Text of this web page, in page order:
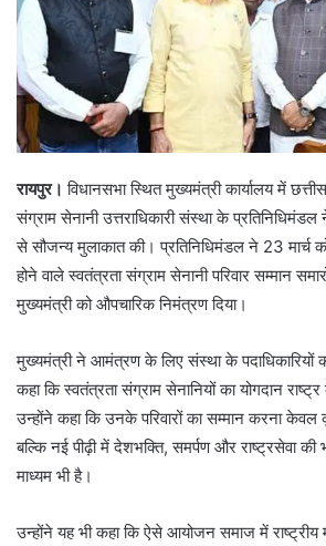
रायपुर। विधानसभा स्थित मुख्यमंत्री कार्यालय में
संग्राम सेनानी उत्तराधिकारी संस्था के
से सौजन्य मुलाकात की। प्रतिनिधिमंडल ने 23 मार्च
होने वाले स्वतंत्रता संग्राम सेनानी परिवार सम्मान
मुख्यमंत्री को औपचारिक निमंत्रण दिया।
मुख्यमंत्री ने आमंत्रण के लिए संस्था के पदाधिकारियों
कहा कि स्वतंत्रता संग्राम सेनानियों का योगदान
उन्होंने कहा कि उनके परिवारों का सम्मान करना केवल
बल्कि नई पीढ़ी में देशभक्ति, समर्पण और राष्ट्रसेवा की
माध्यम भी है।
उन्होंने यह भी कहा कि ऐसे आयोजन समाज में